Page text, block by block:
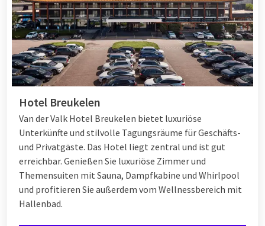
Hotel Breukelen
Van der Valk Hotel Breukelen bietet luxuriöse
Unterkünfte und stilvolle Tagungsräume für Geschäfts-
und Privatgäste. Das Hotel liegt zentral und ist gut
erreichbar. Genießen Sie luxuriöse Zimmer und
Themensuiten mit Sauna, Dampfkabine und Whirlpool
und profitieren Sie außerdem vom Wellnessbereich mit
Hallenbad.